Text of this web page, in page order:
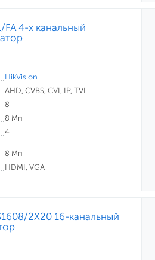
4-х канальный
HikVision
AHD, CVBS, CVI, IP, TVI
8
8 Мп
4
8 Мп
HDMI, VGA
2X20 16-канальный